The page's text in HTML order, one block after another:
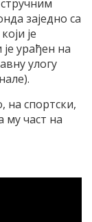
заједно са
је
урађен на
улогу
на спортски,
му част на